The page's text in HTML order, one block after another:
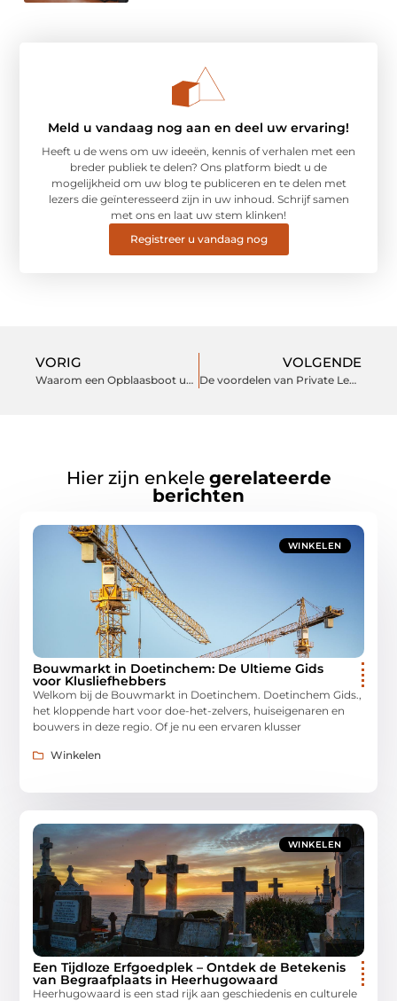
Meld u vandaag nog aan en deel uw ervaring!
Heeft u de wens om uw ideeën, kennis of verhalen met een
breder publiek te delen? Ons platform biedt u de
mogelijkheid om uw blog te publiceren en te delen met
lezers die geïnteresseerd zijn in uw inhoud. Schrijf samen
met ons en laat uw stem klinken!
Registreer u vandaag nog
VORIG
Waarom een Opblaasboot uw perfecte keuze maakt
VOLGENDE
De voordelen van Private Lease voor de Hyundai i10, i20, Kona en Ioniq5 bij leaseauto
Hier zijn enkele gerelateerde
berichten
WINKELEN
Bouwmarkt in Doetinchem: De Ultieme Gids
voor Klusliefhebbers
Welkom bij de Bouwmarkt in Doetinchem. Doetinchem Gids.,
het kloppende hart voor doe-het-zelvers, huiseigenaren en
bouwers in deze regio. Of je nu een ervaren klusser
Winkelen
WINKELEN
Een Tijdloze Erfgoedplek – Ontdek de Betekenis
van Begraafplaats in Heerhugowaard
Heerhugowaard is een stad rijk aan geschiedenis en culturele